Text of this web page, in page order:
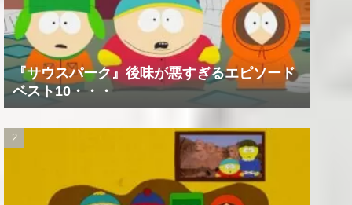
『サウスパーク』後味が悪すぎるエピソード
ベスト10・・・